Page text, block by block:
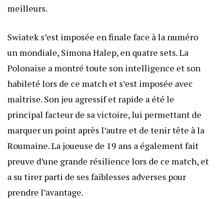
meilleurs.
Swiatek s’est imposée en finale face à la numéro
un mondiale, Simona Halep, en quatre sets. La
Polonaise a montré toute son intelligence et son
habileté lors de ce match et s’est imposée avec
maîtrise. Son jeu agressif et rapide a été le
principal facteur de sa victoire, lui permettant de
marquer un point après l’autre et de tenir tête à la
Roumaine. La joueuse de 19 ans a également fait
preuve d’une grande résilience lors de ce match, et
a su tirer parti de ses faiblesses adverses pour
prendre l’avantage.